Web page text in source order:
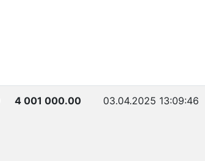
4 001 000.00 03.04.2025 13:09:46